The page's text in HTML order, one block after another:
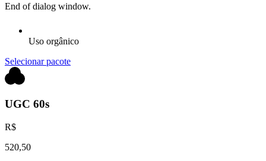
End of dialog window.
Uso orgânico
Selecionar pacote
UGC 60s
R$
520,50